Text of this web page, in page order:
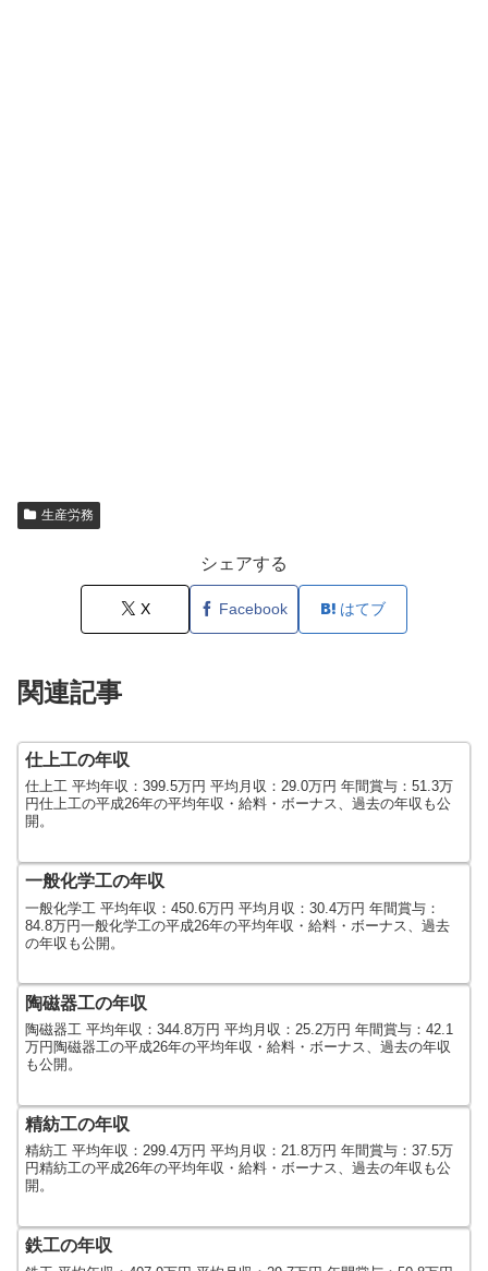
生産労務
シェアする
X Facebook はてブ
関連記事
仕上工の年収
仕上工 平均年収：399.5万円 平均月収：29.0万円 年間賞与：51.3万
円仕上工の平成26年の平均年収・給料・ボーナス、過去の年収も公
開。
一般化学工の年収
一般化学工 平均年収：450.6万円 平均月収：30.4万円 年間賞与：
84.8万円一般化学工の平成26年の平均年収・給料・ボーナス、過去
の年収も公開。
陶磁器工の年収
陶磁器工 平均年収：344.8万円 平均月収：25.2万円 年間賞与：42.1
万円陶磁器工の平成26年の平均年収・給料・ボーナス、過去の年収
も公開。
精紡工の年収
精紡工 平均年収：299.4万円 平均月収：21.8万円 年間賞与：37.5万
円精紡工の平成26年の平均年収・給料・ボーナス、過去の年収も公
開。
鉄工の年収